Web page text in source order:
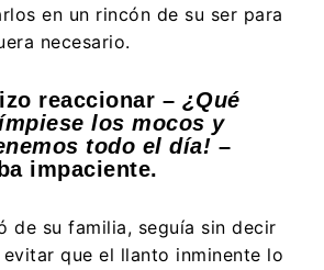
en un rincón de su ser para
necesario.
reaccionar – ¿Qué
los mocos y
todo el día! –
impaciente.
de su familia, seguía sin decir
que el llanto inminente lo